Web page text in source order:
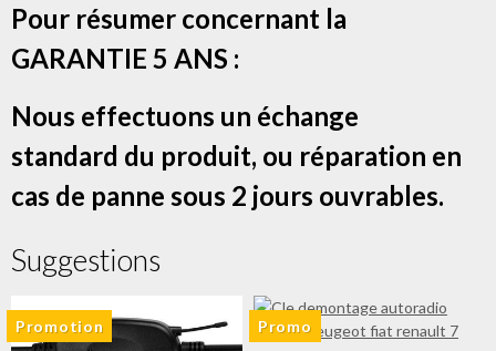
Pour résumer concernant la
GARANTIE 5 ANS :
Nous effectuons un échange
standard du produit, ou réparation en
cas de panne sous 2 jours ouvrables.
Suggestions
Promotion Promo